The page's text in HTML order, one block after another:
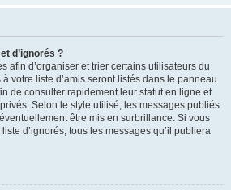
d’ignorés ?
afin d’organiser et trier certains utilisateurs du
votre liste d’amis seront listés dans le panneau
de consulter rapidement leur statut en ligne et
Selon le style utilisé, les messages publiés
être mis en surbrillance. Si vous
d’ignorés, tous les messages qu’il publiera